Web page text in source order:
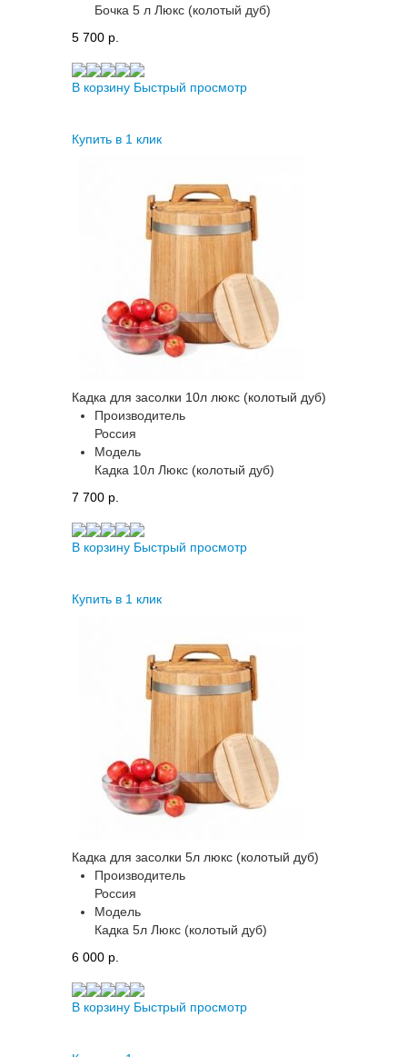
Бочка 5 л Люкс (колотый дуб)
5 700 p.
В корзину Быстрый просмотр
Купить в 1 клик
Кадка для засолки 10л люкс (колотый дуб)
Производитель
Россия
Модель
Кадка 10л Люкс (колотый дуб)
7 700 p.
В корзину Быстрый просмотр
Купить в 1 клик
Кадка для засолки 5л люкс (колотый дуб)
Производитель
Россия
Модель
Кадка 5л Люкс (колотый дуб)
6 000 p.
В корзину Быстрый просмотр